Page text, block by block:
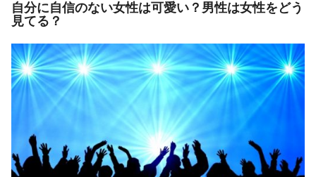
自分に自信のない女性は可愛い？男性は女性をどう
見てる？